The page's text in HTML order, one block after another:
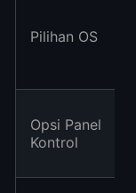
Pilihan OS
Opsi Panel
Kontrol